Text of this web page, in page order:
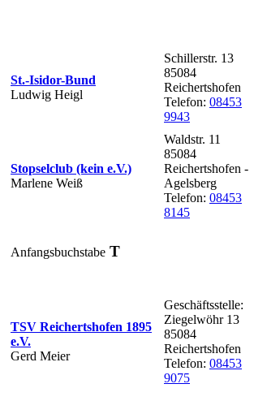
St.-Isidor-Bund
Ludwig Heigl
Schillerstr. 13
85084
Reichertshofen
Telefon: 08453
9943
Stopselclub (kein e.V.)
Marlene Weiß
Waldstr. 11
85084
Reichertshofen -
Agelsberg
Telefon: 08453
8145
Anfangsbuchstabe T
TSV Reichertshofen 1895
e.V.
Gerd Meier
Geschäftsstelle:
Ziegelwöhr 13
85084
Reichertshofen
Telefon: 08453
9075